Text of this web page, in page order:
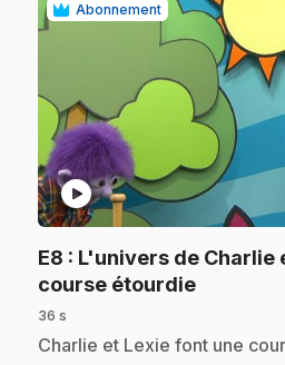
Abonnement
play_circle
E8 : L'univers de Charlie
course étourdie.
36 s
.Charlie et Lexie font une